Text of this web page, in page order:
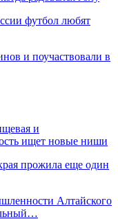
футбол любят
и поучаствовали в
и
ищет новые ниши
прожила еще один
Алтайского